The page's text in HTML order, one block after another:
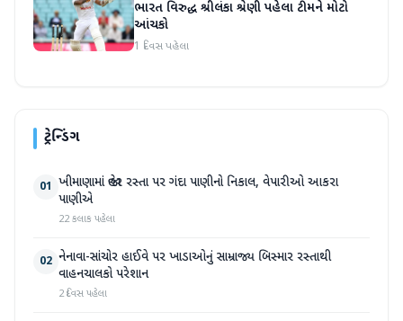
ભારત વિરુદ્ધ શ્રીલંકા શ્રેણી પહેલા ટીમને મોટો
આંચકો
1 દિવસ પહેલા
ટ્રેન્ડિંગ
01 ખીમાણામાં જાહેર રસ્તા પર ગંદા પાણીનો નિકાલ, વેપારીઓ આકરા
પાણીએ
22 કલાક પહેલા
02 નેનાવા-સાંચોર હાઈવે પર ખાડાઓનું સામ્રાજ્ય બિસ્માર રસ્તાથી
વાહનચાલકો પરેશાન
2 દિવસ પહેલા